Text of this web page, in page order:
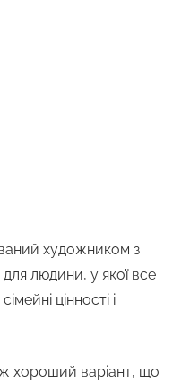
художником з
людини, у якої все
цінності і
хороший варіант, що